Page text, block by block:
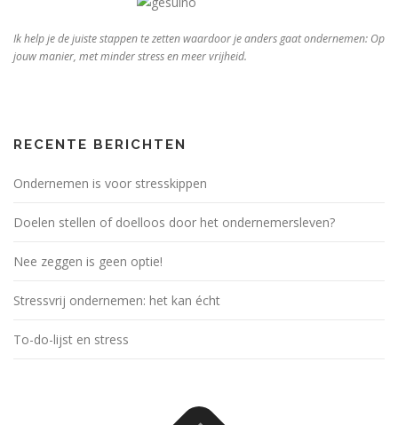
Ik help je de juiste stappen te zetten waardoor je anders gaat ondernemen: Op
jouw manier, met minder stress en meer vrijheid.
RECENTE BERICHTEN
Ondernemen is voor stresskippen
Doelen stellen of doelloos door het ondernemersleven?
Nee zeggen is geen optie!
Stressvrij ondernemen: het kan écht
To-do-lijst en stress